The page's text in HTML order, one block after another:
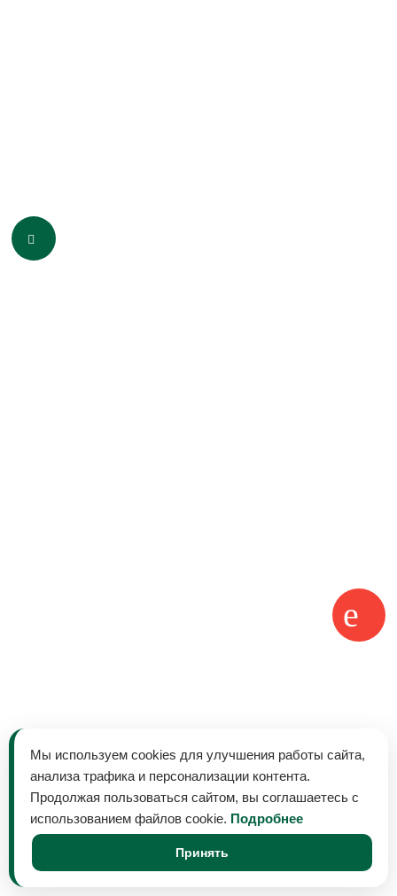
Мы используем cookies для улучшения работы сайта,
анализа трафика и персонализации контента.
Продолжая пользоваться сайтом, вы соглашаетесь с
использованием файлов cookie. Подробнее
Принять